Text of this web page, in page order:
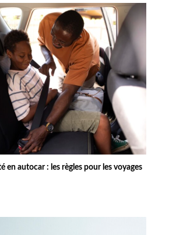
en autocar : les règles pour les voyages